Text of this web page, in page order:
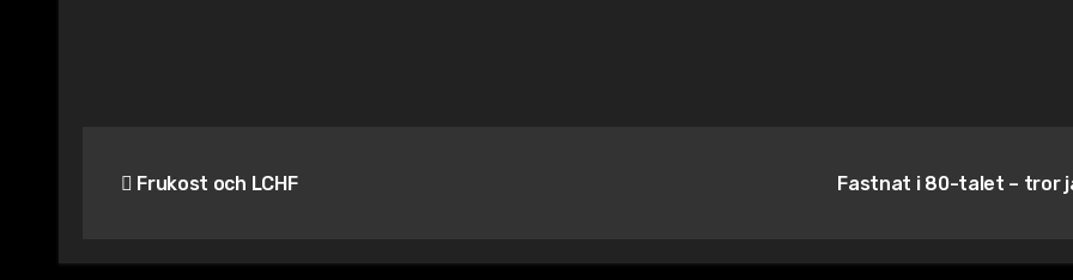
Frukost och LCHF Fastnat i 80-talet – tror